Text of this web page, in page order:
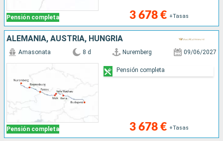
Pensión completa 3 678 € +Tasas
ALEMANIA, AUSTRIA, HUNGRÍA
Pensión completa
Amasonata 8 d Nuremberg 09/06/2027
3 678 € +Tasas
Pensión completa